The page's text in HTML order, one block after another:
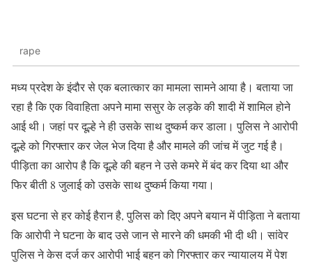
rape
मध्य प्रदेश के इंदौर से एक बलात्कार का मामला सामने आया है। बताया जा
रहा है कि एक विवाहिता अपने मामा ससुर के लड़के की शादी में शामिल होने
आई थी। जहां पर दूल्हे ने ही उसके साथ दुष्कर्म कर डाला। पुलिस ने आरोपी
दूल्हे को गिरफ्तार कर जेल भेज दिया है और मामले की जांच में जुट गई है।
पीड़िता का आरोप है कि दूल्हे की बहन ने उसे कमरे में बंद कर दिया था और
फिर बीती 8 जुलाई को उसके साथ दुष्कर्म किया गया।
इस घटना से हर कोई हैरान है, पुलिस को दिए अपने बयान में पीड़िता ने बताया
कि आरोपी ने घटना के बाद उसे जान से मारने की धमकी भी दी थी। सांवेर
पुलिस ने केस दर्ज कर आरोपी भाई बहन को गिरफ्तार कर न्यायालय में पेश